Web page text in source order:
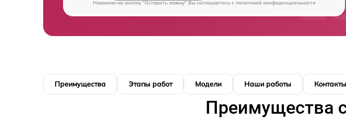
Нажимая на кнопку "Оставить заявку" Вы соглашаетесь c политикой конфиденциальности
Преимущества Этапы работ Модели Наши работы Контакты
Преимущества